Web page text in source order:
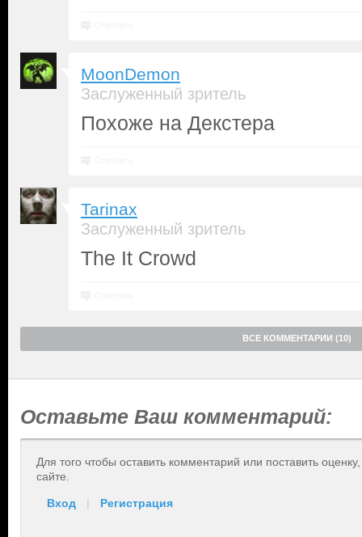
MoonDemon
Заслуженный зритель
Похоже на Декстера
Tarinax
Заслуженный зритель
The It Crowd
ВСЕ КОММЕНТАРИИ (10)
Оставьте Ваш комментарий:
Для того чтобы оставить комментарий или поставить
сайте.
Вход | Регистрация